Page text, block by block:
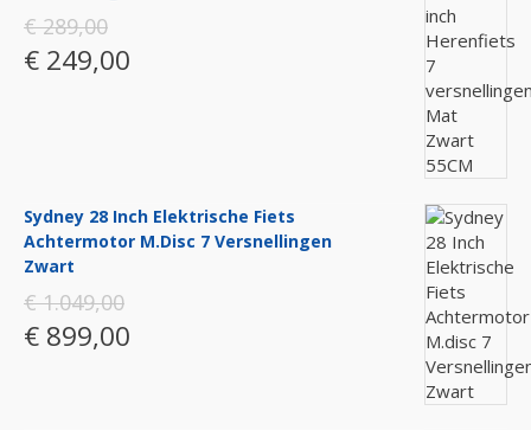
€ 289,00
€ 249,00
Sydney 28 Inch Elektrische Fiets
Achtermotor M.disc 7 Versnellingen
Zwart
€ 1.049,00
€ 899,00